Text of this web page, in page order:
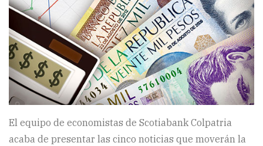
El equipo de economistas de Scotiabank Colpatria
acaba de presentar las cinco noticias que moverán la